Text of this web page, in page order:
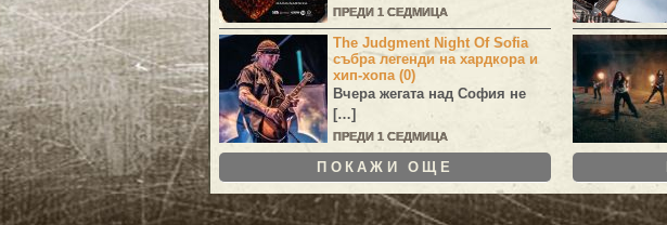
ПРЕДИ 1 СЕДМИЦА
The Judgment Night Of Sofia
събра легенди на хардкора и
хип-хопа (0)
Вчера жегата над София не
[…]
ПРЕДИ 1 СЕДМИЦА
ПОКАЖИ ОЩЕ